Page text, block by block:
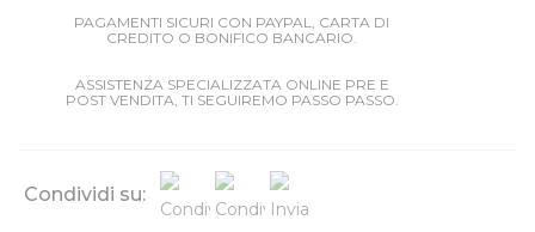
PAGAMENTI SICURI CON PAYPAL, CARTA DI
CREDITO O BONIFICO BANCARIO.
ASSISTENZA SPECIALIZZATA ONLINE PRE E
POST VENDITA, TI SEGUIREMO PASSO PASSO.
Condividi su: